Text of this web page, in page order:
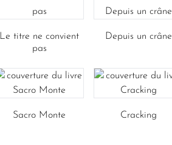
Le titre ne convient
pas
Depuis un crâne
Sacro Monte Cracking